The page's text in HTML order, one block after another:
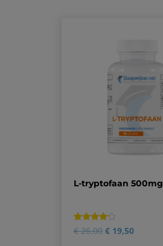
L-tryptofaan 500mg
Gewaardeerd
4.00
1
€26,00 € 19,50